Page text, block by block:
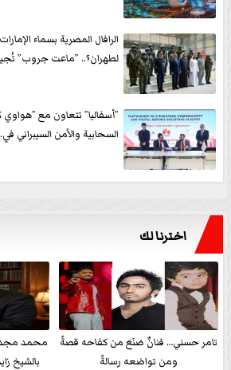
الرافال المصرية بسماء
لطهران؟.. ”ماعت جروب”
”أسفاليا” تتعاون مع
السحابية والأمن السيبراني
اخترنا لك
تامر حسني… فنانٌ صَنَعَ من كفاحه قصةً
ومن تواضعه رسالةً
محمد
بالشيخ